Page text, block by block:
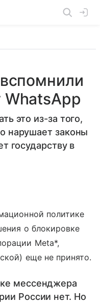
WhatsApp
это из-за того,
нарушает законы
государству в
политике
о блокировке
Meta*,
еще не принято.
мессенджера
России нет. Но